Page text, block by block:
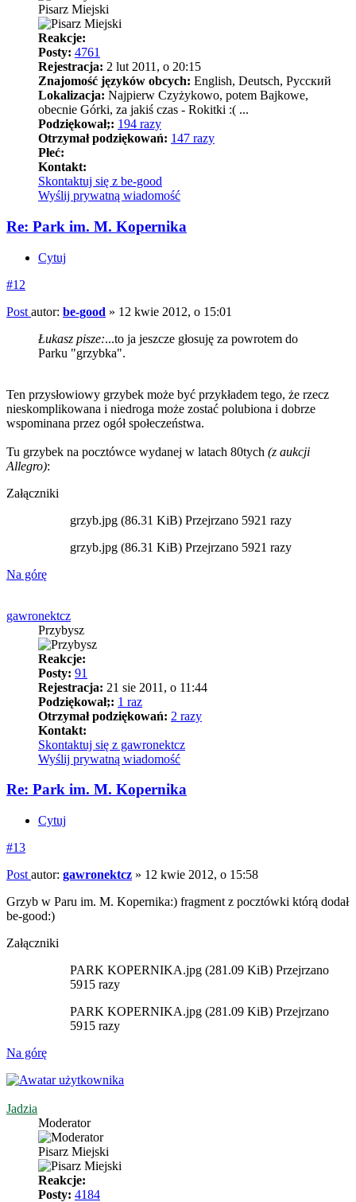
Pisarz Miejski
Reakcje:
Posty: 4761
Rejestracja: 2 lut 2011, o 20:15
Znajomość języków obcych: English, Deutsch, Pусский
Lokalizacja: Najpierw Czyżykowo, potem Bajkowe,
obecnie Górki, za jakiś czas - Rokitki :( ...
Podziękował;: 194 razy
Otrzymał podziękowań: 147 razy
Płeć:
Kontakt:
Skontaktuj się z be-good
Wyślij prywatną wiadomość
Re: Park im. M. Kopernika
Cytuj
#12
Post autor: be-good » 12 kwie 2012, o 15:01
Łukasz pisze:...to ja jeszcze głosuję za powrotem do
Parku "grzybka".
Ten przysłowiowy grzybek może być przykładem tego, że rzecz
nieskomplikowana i niedroga może zostać polubiona i dobrze
wspominana przez ogół społeczeństwa.
Tu grzybek na pocztówce wydanej w latach 80tych (z aukcji
Allegro):
Załączniki
grzyb.jpg (86.31 KiB) Przejrzano 5921 razy
grzyb.jpg (86.31 KiB) Przejrzano 5921 razy
Na górę
gawronektcz
Przybysz
Reakcje:
Posty: 91
Rejestracja: 21 sie 2011, o 11:44
Podziękował;: 1 raz
Otrzymał podziękowań: 2 razy
Kontakt:
Skontaktuj się z gawronektcz
Wyślij prywatną wiadomość
Re: Park im. M. Kopernika
Cytuj
#13
Post autor: gawronektcz » 12 kwie 2012, o 15:58
Grzyb w Paru im. M. Kopernika:) fragment z pocztówki którą dodał
be-good:)
Załączniki
PARK KOPERNIKA.jpg (281.09 KiB) Przejrzano
5915 razy
PARK KOPERNIKA.jpg (281.09 KiB) Przejrzano
5915 razy
Na górę
Jadzia
Moderator
Pisarz Miejski
Reakcje:
Posty: 4184